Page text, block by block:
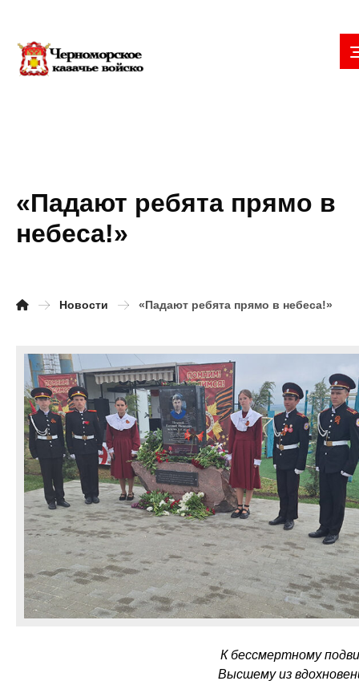
«Падают ребята прямо в
небеса!»
Новости «Падают ребята прямо в небеса!»
К бессмертному
Высшему из